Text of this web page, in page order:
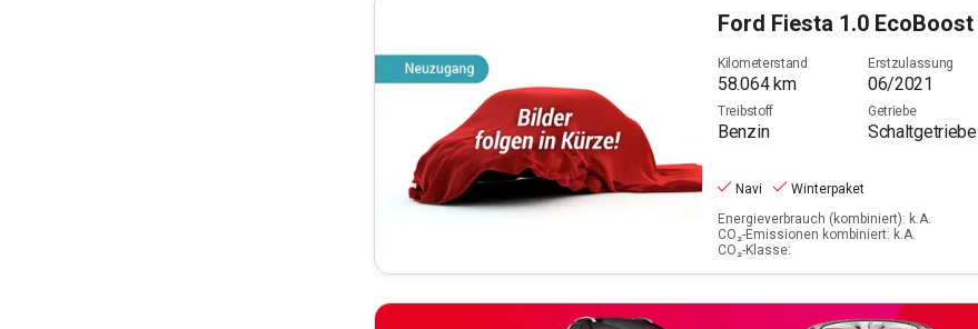
Ford Fiesta 1.0 EcoBoost Titanium S/S (EURO 6d-TEMP)
Kilometerstand
58.064km
Erstzulassung
06/2021
Treibstoff
Benzin
Getriebe
Schaltgetriebe
Navi
Winterpaket
Energieverbrauch (kombiniert): k.A.
CO₂-Emissionen kombiniert: k.A.
CO₂-Klasse: